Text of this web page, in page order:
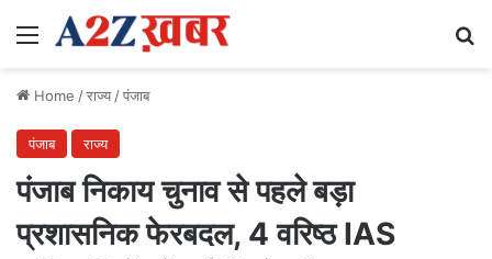
Menu
Home /राज्य/पंजाब
पंजाब राज्य
पंजाब निकाय चुनाव से पहले बड़ा
प्रशासनिक फेरबदल, 4 वरिष्ठ IAS